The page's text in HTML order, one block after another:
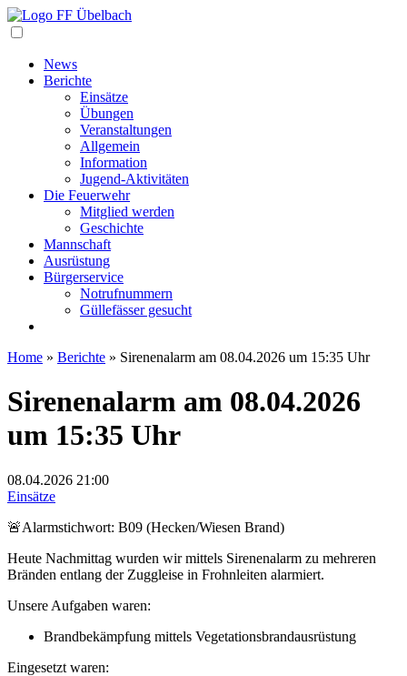
News
Berichte
Einsätze
Übungen
Veranstaltungen
Allgemein
Information
Jugend-Aktivitäten
Die Feuerwehr
Mitglied werden
Geschichte
Mannschaft
Ausrüstung
Bürgerservice
Notrufnummern
Güllefässer gesucht
Home » Berichte » Sirenenalarm am 08.04.2026 um 15:35 Uhr
Sirenenalarm am 08.04.2026
um 15:35 Uhr
08.04.2026 21:00
Einsätze
🚨Alarmstichwort: B09 (Hecken/Wiesen Brand)
Heute Nachmittag wurden wir mittels Sirenenalarm zu mehreren
Bränden entlang der Zuggleise in Frohnleiten alarmiert.
Unsere Aufgaben waren:
Brandbekämpfung mittels Vegetationsbrandausrüstung
Eingesetzt waren: